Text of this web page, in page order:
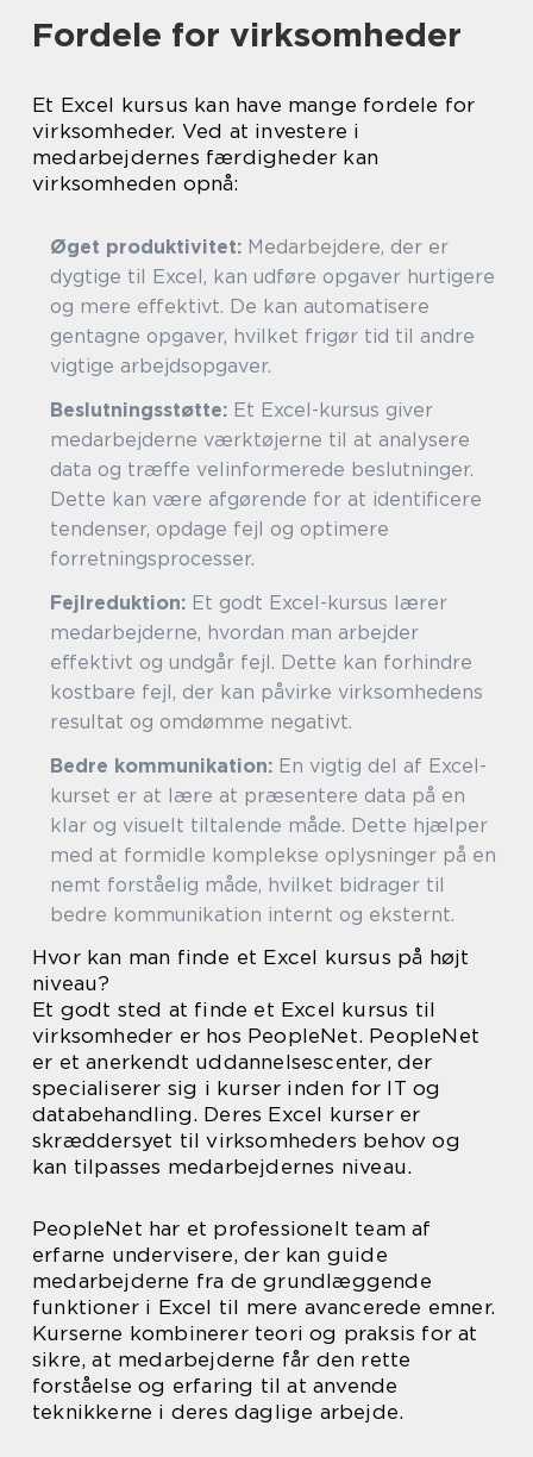
Fordele for virksomheder
Et Excel kursus kan have mange fordele for
virksomheder. Ved at investere i
medarbejdernes færdigheder kan
virksomheden opnå:
Øget produktivitet: Medarbejdere, der er
dygtige til Excel, kan udføre opgaver hurtigere
og mere effektivt. De kan automatisere
gentagne opgaver, hvilket frigør tid til andre
vigtige arbejdsopgaver.
Beslutningsstøtte: Et Excel-kursus giver
medarbejderne værktøjerne til at analysere
data og træffe velinformerede beslutninger.
Dette kan være afgørende for at identificere
tendenser, opdage fejl og optimere
forretningsprocesser.
Fejlreduktion: Et godt Excel-kursus lærer
medarbejderne, hvordan man arbejder
effektivt og undgår fejl. Dette kan forhindre
kostbare fejl, der kan påvirke virksomhedens
resultat og omdømme negativt.
Bedre kommunikation: En vigtig del af Excel-
kurset er at lære at præsentere data på en
klar og visuelt tiltalende måde. Dette hjælper
med at formidle komplekse oplysninger på en
nemt forståelig måde, hvilket bidrager til
bedre kommunikation internt og eksternt.
Hvor kan man finde et Excel kursus på højt
niveau?
Et godt sted at finde et Excel kursus til
virksomheder er hos PeopleNet. PeopleNet
er et anerkendt uddannelsescenter, der
specialiserer sig i kurser inden for IT og
databehandling. Deres Excel kurser er
skræddersyet til virksomheders behov og
kan tilpasses medarbejdernes niveau.
PeopleNet har et professionelt team af
erfarne undervisere, der kan guide
medarbejderne fra de grundlæggende
funktioner i Excel til mere avancerede emner.
Kurserne kombinerer teori og praksis for at
sikre, at medarbejderne får den rette
forståelse og erfaring til at anvende
teknikkerne i deres daglige arbejde.